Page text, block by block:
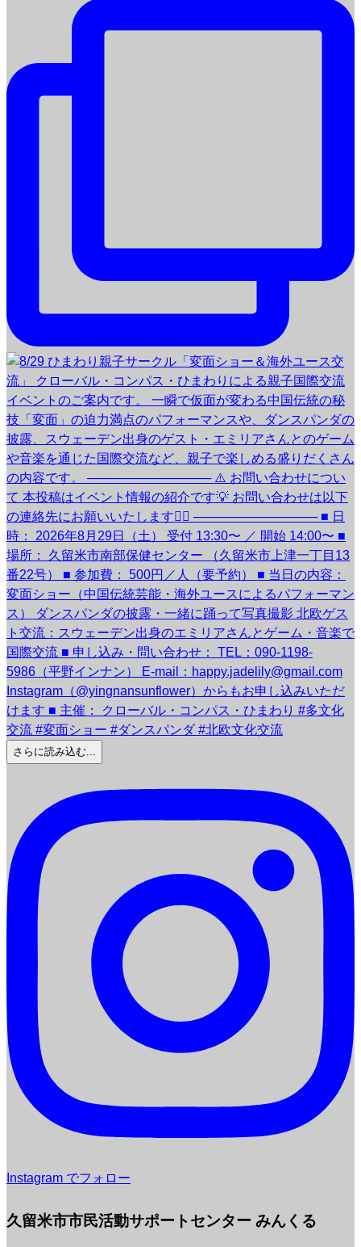
さらに読み込む...
Instagram でフォロー
久留米市市民活動サポートセンター みんくる